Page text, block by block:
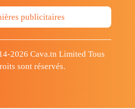
publicitaires
2026 Cava.tn Limited Tous
sont réservés.